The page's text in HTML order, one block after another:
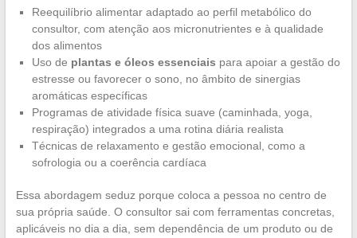
Reequilíbrio alimentar adaptado ao perfil metabólico do
consultor, com atenção aos micronutrientes e à qualidade
dos alimentos
Uso de plantas e óleos essenciais para apoiar a gestão do
estresse ou favorecer o sono, no âmbito de sinergias
aromáticas específicas
Programas de atividade física suave (caminhada, yoga,
respiração) integrados a uma rotina diária realista
Técnicas de relaxamento e gestão emocional, como a
sofrologia ou a coerência cardíaca
Essa abordagem seduz porque coloca a pessoa no centro de
sua própria saúde. O consultor sai com ferramentas concretas,
aplicáveis no dia a dia, sem dependência de um produto ou de